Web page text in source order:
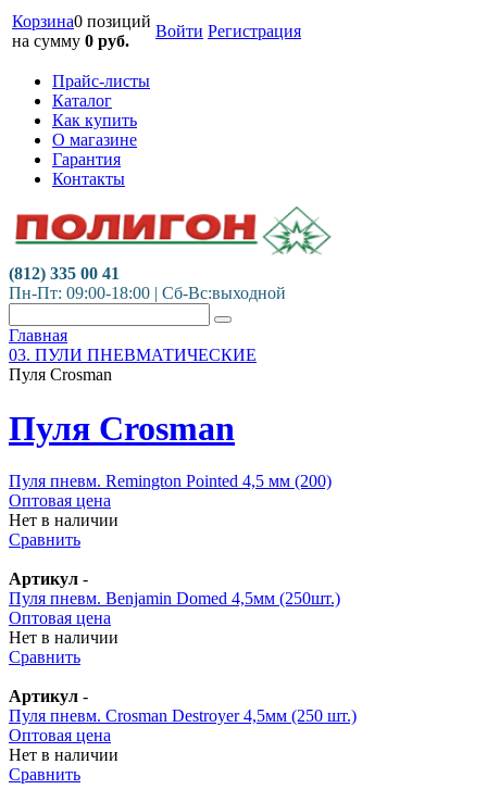
Корзина0 позиций
на сумму 0 руб.
Войти Регистрация
Прайс-листы
Каталог
Как купить
О магазине
Гарантия
Контакты
(812) 335 00 41
Пн-Пт: 09:00-18:00 | Сб-Вс:выходной
Главная
03. ПУЛИ ПНЕВМАТИЧЕСКИЕ
Пуля Crosman
Пуля Crosman
Пуля пневм. Remington Pointed 4,5 мм (200)
Оптовая цена
Нет в наличии
Сравнить
Артикул -
Пуля пневм. Benjamin Domed 4,5мм (250шт.)
Оптовая цена
Нет в наличии
Сравнить
Артикул -
Пуля пневм. Crosman Destroyer 4,5мм (250 шт.)
Оптовая цена
Нет в наличии
Сравнить